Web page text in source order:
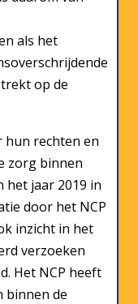
als het
op de
hun rechten en
zorg binnen
het jaar 2019 in
door het NCP
inzicht in het
verzoeken
Het NCP heeft
binnen de